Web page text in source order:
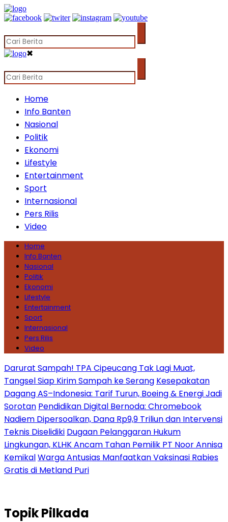
✖
Home
Info Banten
Nasional
Politik
Ekonomi
Lifestyle
Entertainment
Sport
Internasional
Pers Rilis
Video
Home
Info Banten
Nasional
Politik
Ekonomi
Lifestyle
Entertainment
Sport
Internasional
Pers Rilis
Video
Darurat Sampah! TPA Cipeucang Tak Lagi Muat,
Tangsel Siap Kirim Sampah ke Serang Kesepakatan
Dagang AS–Indonesia: Tarif Turun, Boeing & Energi Jadi
Sorotan Pendidikan Digital Bernoda: Chromebook
Nadiem Dipersoalkan, Dana Rp9,9 Triliun dan Intervensi
Teknis Diselidiki Dugaan Pelanggaran Hukum
Lingkungan, KLHK Ancam Tahan Pemilik PT Noor Annisa
KemikalWarga Antusias Manfaatkan Vaksinasi Rabies
Gratis di Metland Puri
TopikPilkada